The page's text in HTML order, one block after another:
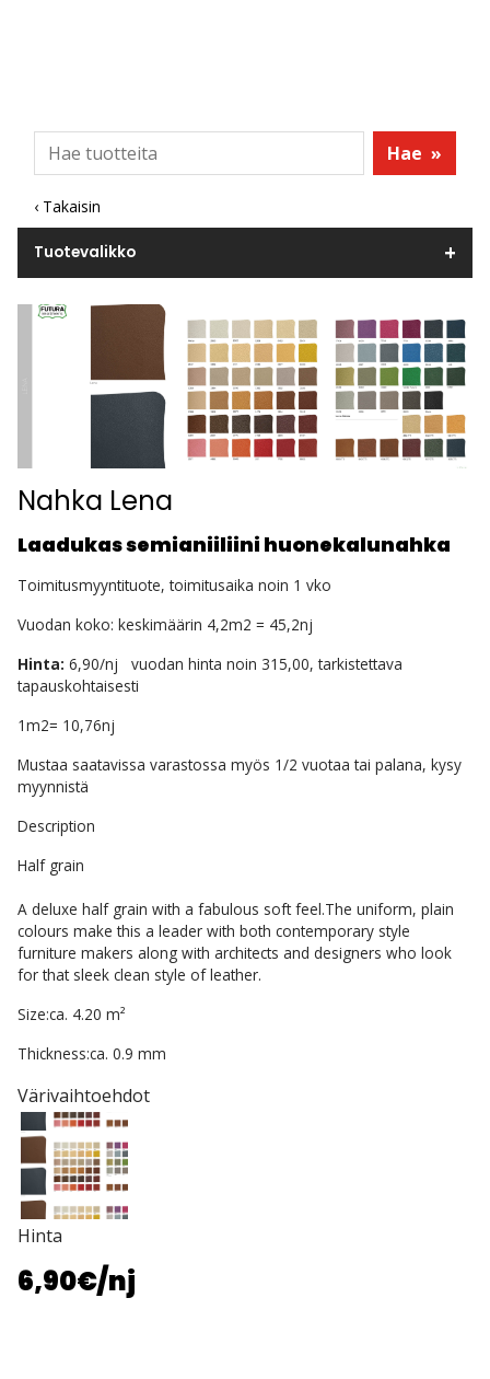
Hae »
‹ Takaisin
Tuotevalikko
Nahka Lena
Laadukas semianiiliini huonekalunahka
Toimitusmyyntituote, toimitusaika noin 1 vko
Vuodan koko: keskimäärin 4,2m2 = 45,2nj
Hinta: 6,90/nj vuodan hinta noin 315,00, tarkistettava
tapauskohtaisesti
1m2= 10,76nj
Mustaa saatavissa varastossa myös 1/2 vuotaa tai palana, kysy
myynnistä
Description
Half grain
A deluxe half grain with a fabulous soft feel.The uniform, plain
colours make this a leader with both contemporary style
furniture makers along with architects and designers who look
for that sleek clean style of leather.
Size:ca. 4.20 m²
Thickness:ca. 0.9 mm
Värivaihtoehdot
Hinta
6,90€/nj